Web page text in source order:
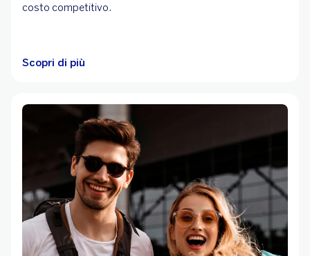
costo competitivo.
Scopri di più